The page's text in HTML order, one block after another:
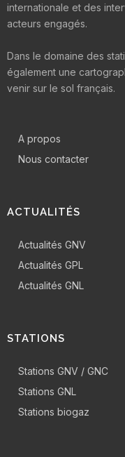
internationale et des
acteurs engagés.
Dans le domaine des
également une
venir sur le sol français.
A propos
Nous contacter
ACTUALITÉS
Actualités GNV
Actualités GPL
Actualités GNL
STATIONS
Stations GNV / GNC
Stations GNL
Stations biogaz